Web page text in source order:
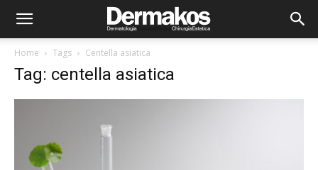
Home Tags Centella asiatica
Tag: centella asiatica